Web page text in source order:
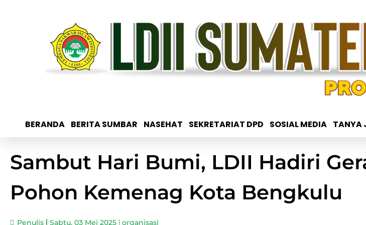
BERANDA BERITA SUMBAR NASEHAT SEKRETARIAT DPD SOSIAL MEDIA TANYA
Sambut Hari Bumi, LDII Hadiri
Pohon Kemenag Kota Bengkulu
Penulis Sabtu, 03 Mei 2025 organisasi